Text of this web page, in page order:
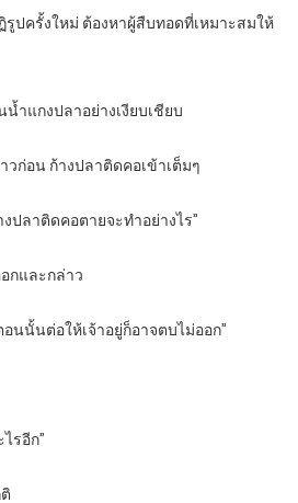
ปครั้งใหม่ ต้องหาผู้สืบทอดที่เหมาะสมให้
น้ำแกงปลาอย่างเงียบเชียบ
วก่อน ก้างปลาติดคอเข้าเต็มๆ
ปลาติดคอตายจะทำอย่างไร”
กและกล่าว
นนั้นต่อให้เจ้าอยู่ก็อาจตบไม่ออก”
รอีก”